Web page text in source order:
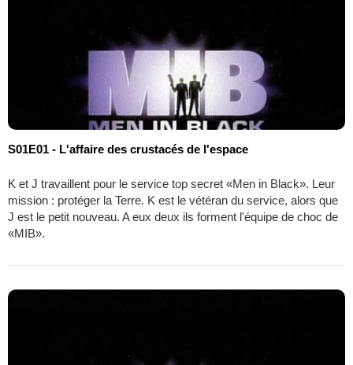
S01E01 - L'affaire des crustacés de l'espace
K et J travaillent pour le service top secret «Men in Black». Leur
mission : protéger la Terre. K est le vétéran du service, alors que
J est le petit nouveau. A eux deux ils forment l'équipe de choc de
«MIB».